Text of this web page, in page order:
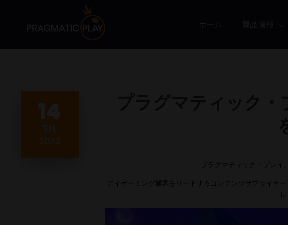
14
11月
2023
プラグマティック・プレ
アイゲーミング業界をリードするコンテンツサプライヤ